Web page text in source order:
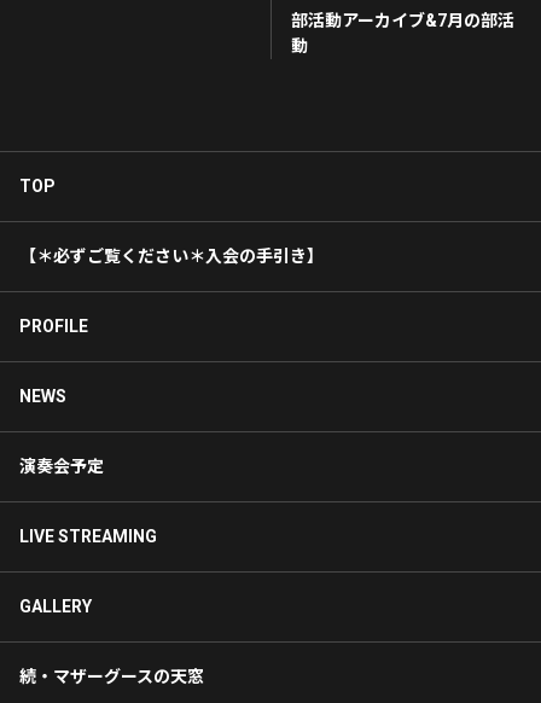
部活動アーカイブ&7月の部活
動
TOP
【＊必ずご覧ください＊入会の手引き】
PROFILE
NEWS
演奏会予定
LIVE STREAMING
GALLERY
続・マザーグースの天窓